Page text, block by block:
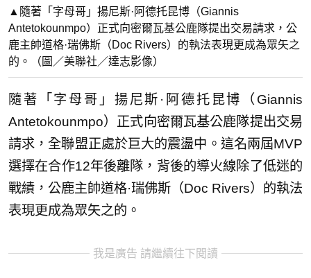
▲隨著「字母哥」揚尼斯·阿德托昆博（Giannis
Antetokounmpo）正式向密爾瓦基公鹿隊提出交易請求，公
鹿主帥道格·瑞佛斯（Doc Rivers）的執法表現更成為眾矢之
的。（圖／美聯社／達志影像）
隨著「字母哥」揚尼斯·阿德托昆博（Giannis
Antetokounmpo）正式向密爾瓦基公鹿隊提出交易
請求，全聯盟正處於巨大的震盪中。這名兩屆MVP
選擇在合作12年後離隊，背後的導火線除了低迷的
戰績，公鹿主帥道格·瑞佛斯（Doc Rivers）的執法
表現更成為眾矢之的。
我是廣告 請繼續往下閱讀